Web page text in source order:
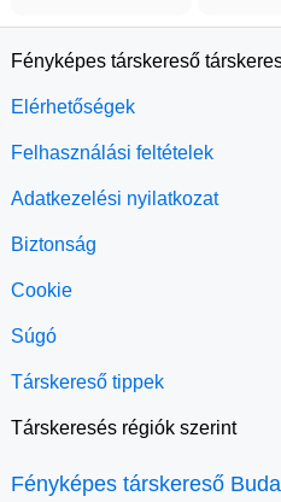
Fényképes társkereső
Elérhetőségek
Felhasználási feltételek
Adatkezelési nyilatkozat
Biztonság
Cookie
Súgó
Társkereső tippek
Társkeresés régiók szerint
Fényképes társkereső